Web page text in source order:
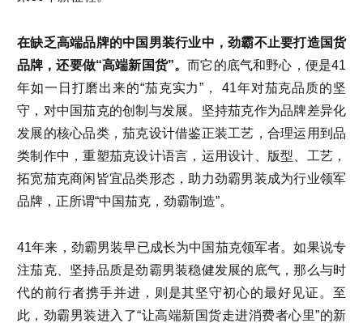
在缺乏高端品牌的中国男装行业中，劲霸不止要打造国货
品牌，还要做“高端新国货”。而它的底气和野心，便是41
年如一日打磨出来的“茄克实力”， 41年对茄克品质的坚
守，对中国茄克的创制与发展。坚持茄克作为品牌差异化
发展的核心品类，茄克设计借鉴正装工艺，合理运用到品
类制作中，重塑茄克设计语言，运用设计、版型、工艺，
拓宽茄克商闲皆宜品类形态，助力劲霸男装成为行业领军
品牌，正所谓“中国茄克，劲霸制造”。
41年来，劲霸男装早已成长为中国茄克领军者。如果说专
注茄克、坚持品质是劲霸男装稳健发展的底气，那么与时
代的前行者携手并进，则是其坚守初心的最好见证。至
此，劲霸男装进入了“让高端新国货走进消费者心里”的新